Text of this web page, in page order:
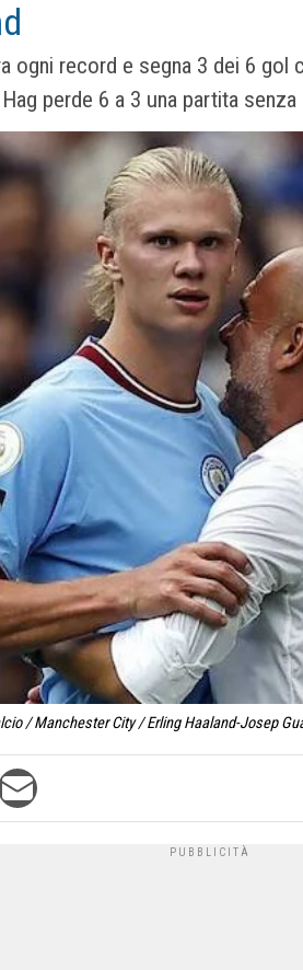
ogni record e segna 3 dei 6 gol
perde 6 a 3 una partita
/ Manchester City / Erling Haaland-Josep